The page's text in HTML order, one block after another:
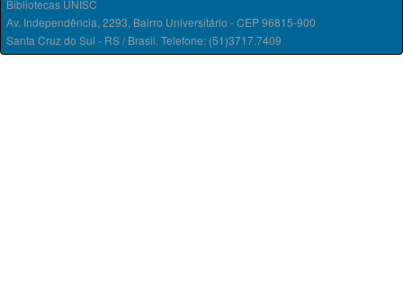
Bibliotecas UNISC
Av. Independência, 2293, Bairro Universitário - CEP 96815-900
Santa Cruz do Sul - RS / Brasil. Telefone: (51)3717.7409